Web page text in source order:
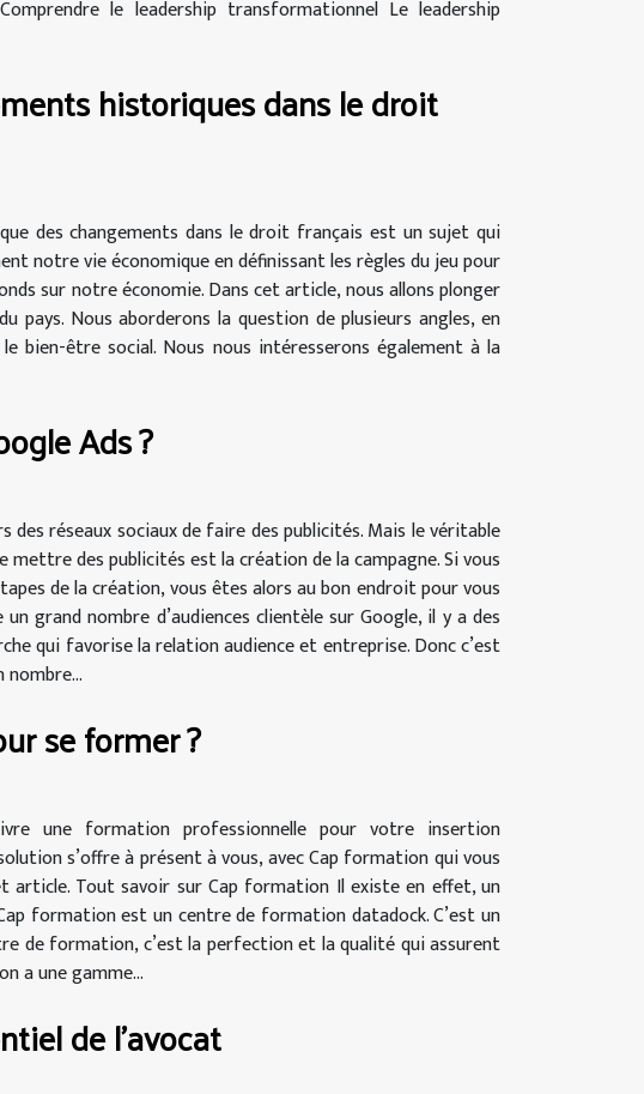
le leadership transformationnel Le leadership
historiques dans le droit
des changements dans le droit français est un sujet qui
notre vie économique en définissant les règles du jeu pour
sur notre économie. Dans cet article, nous allons plonger
Nous aborderons la question de plusieurs angles, en
bien-être social. Nous nous intéresserons également à la
Ads ?
réseaux sociaux de faire des publicités. Mais le véritable
mettre des publicités est la création de la campagne. Si vous
de la création, vous êtes alors au bon endroit pour vous
grand nombre d’audiences clientèle sur Google, il y a des
qui favorise la relation audience et entreprise. Donc c’est
se former ?
une formation professionnelle pour votre insertion
s’offre à présent à vous, avec Cap formation qui vous
article. Tout savoir sur Cap formation Il existe en effet, un
formation est un centre de formation datadock. C’est un
de formation, c’est la perfection et la qualité qui assurent
a une gamme...
de l'avocat